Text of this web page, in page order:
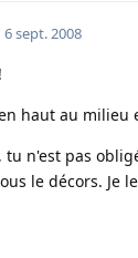
6 sept. 2008
haut au milieu
tu n'est pas
le décors. Je